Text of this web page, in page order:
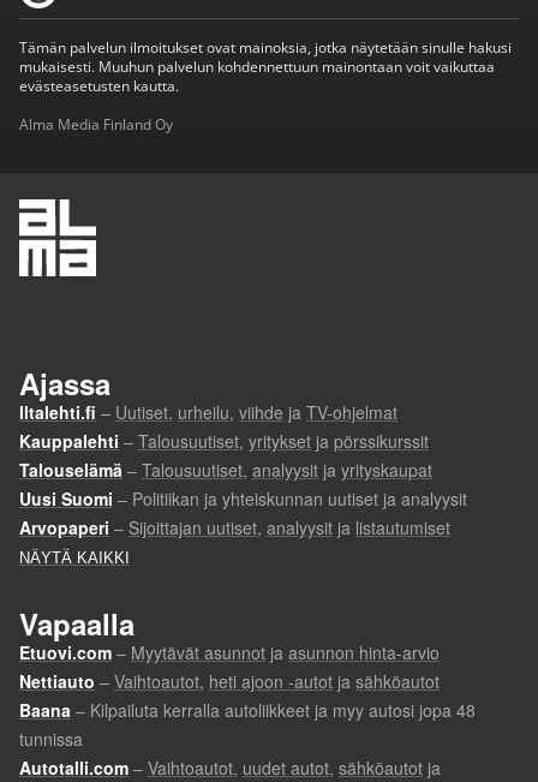
Tämän palvelun ilmoitukset ovat mainoksia, jotka näytetään sinulle hakusi
mukaisesti. Muuhun palvelun kohdennettuun mainontaan voit vaikuttaa
evästeasetusten kautta.
Alma Media Finland Oy